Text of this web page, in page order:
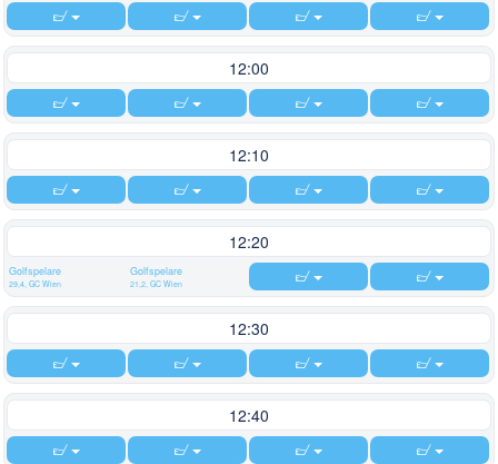
12:00
12:10
12:20
Golfspelare
29,4, GC Wien
Golfspelare
21,2, GC Wien
12:30
12:40